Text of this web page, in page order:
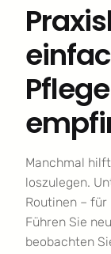
Manchmal
loszulegen.
Routinen – für
Führen Sie
beobachten